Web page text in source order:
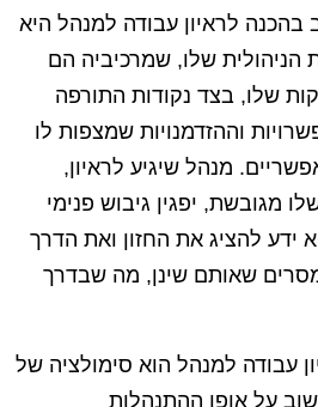
בהכנה לראיון עבודה למנהל היא
הניהולית שלו, שמרכיביה הם
שלו, בצד נקודות התורפה
וההזדמנויות שמצפות לו
מנהל שיגיע לראיון,
מגובשת, יפגין גיבוש פנימי
ידע להציג את החזון ואת הדרך
שאותם שינן, מה שבדרך
עבודה למנהל הוא סימולציה של
על אופן ההתנהלות